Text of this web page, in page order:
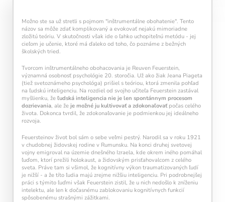
Kalendár sleduje vašu dennú tréningovú
aktivitu:
Modré políčko:Bez tréningu
Oranžové políčko:Farba ukazuje intenzitu
tréningu, ako svietivosť žiarovky.
1 cvičenie = 20 % intenzity
5 cvičení = 100 % intenzity
1 2 3 4 5
Možno ste sa už stretli s pojmom "inštrumentálne obohatenie". Tento
názov sa môže zdať komplikovaný a evokovať nejakú mimoriadne
zložitú teóriu. V skutočnosti však ide o ľahko uchopiteľnú metódu - jej
cieľom je učenie, ktoré má ďaleko od toho, čo poznáme z bežných
školských tried.
Tvorcom inštrumentálneho obohacovania je Reuven Feuerstein,
významná osobnosť psychológie 20. storočia. Už ako žiak Jeana Piageta
(tiež svetoznámeho psychológa) prišiel s teóriou, ktorá zmenila pohľad
na ľudskú inteligenciu. Na rozdiel od svojho učiteľa Feuerstein zastával
myšlienku, že ľudská inteligencia nie je len spontánnym procesom
dozrievania, ale že je možné ju kultivovať a zdokonaľovaťpočas celého
života. Dokonca tvrdil, že zdokonaľovanie je podmienkou jej ideálneho
rozvoja.
Feuersteinov život bol sám o sebe veľmi pestrý. Narodil sa v roku 1921
v chudobnej židovskej rodine v Rumunsku. Na konci druhej svetovej
vojny emigroval na územie dnešného Izraela, kde okrem iného pomáhal
ľuďom, ktorí prežili holokaust, a židovským prisťahovalcom z celého
sveta. Práve tam si všimol, že kognitívny výkon traumatizovaných ľudí
je nižší - a že títo ľudia majú zrejme nižšiu inteligenciu. Pri podrobnejšej
práci s týmito ľuďmi však Feuerstein zistil, že u nich nedošlo k zníženiu
intelektu, ale len k dočasnému zablokovaniu kognitívnych funkcií
spôsobenému strašnými zážitkami.